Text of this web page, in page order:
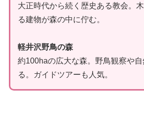
大正時代から続く歴史ある教会。
る建物が森の中に佇む。
軽井沢野鳥の森
約100haの広大な森。野鳥観察や
る。ガイドツアーも人気。